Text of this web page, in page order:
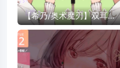
【希乃/奥术魔刃】双耳的
吹气和呼吸声